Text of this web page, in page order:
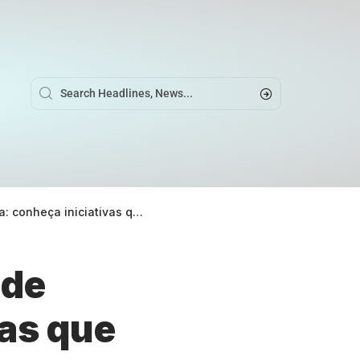
que geram impacto social positivo
que